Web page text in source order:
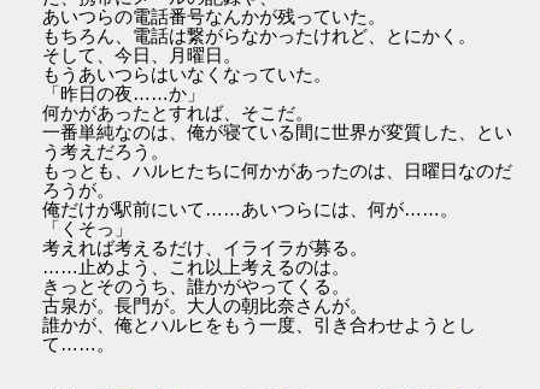
あいつらの電話番号なんかが残っていた。
もちろん、電話は繋がらなかったけれど、とにかく。
そして、今日、月曜日。
もうあいつらはいなくなっていた。
「昨日の夜……か」
何かがあったとすれば、そこだ。
一番単純なのは、俺が寝ている間に世界が変質した、とい
う考えだろう。
もっとも、ハルヒたちに何かがあったのは、日曜日なのだ
ろうが。
俺だけが駅前にいて……あいつらには、何が……。
「くそっ」
考えれば考えるだけ、イライラが募る。
……止めよう、これ以上考えるのは。
きっとそのうち、誰かがやってくる。
古泉が。長門が。大人の朝比奈さんが。
誰かが、俺とハルヒをもう一度、引き合わせようとし
て……。